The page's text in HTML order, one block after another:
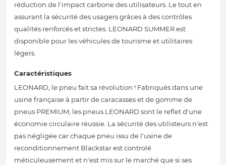
réduction de l'impact carbone des utilisateurs. Le tout en
assurant la sécurité des usagers grâces à des contrôles
qualités renforcés et strictes. LEONARD SUMMER est
disponible pour les véhicules de tourisme et utilitaires
légers.
Caractéristiques
LEONARD, le pneu fait sa révolution ! Fabriqués dans une
usine française à partir de caracasses et de gomme de
pneus PREMIUM, les pneus LEONARD sont le reflet d'une
économie circulaire réussie. La sécurité des utilisteurs n'est
pas négligée car chaque pneu issu de l'usine de
reconditionnement Blackstar est controlé
méticuleusement et n'est mis sur le marché que si ses